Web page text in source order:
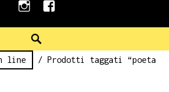
instagramfacebook
line
/ Prodotti taggati “poeta